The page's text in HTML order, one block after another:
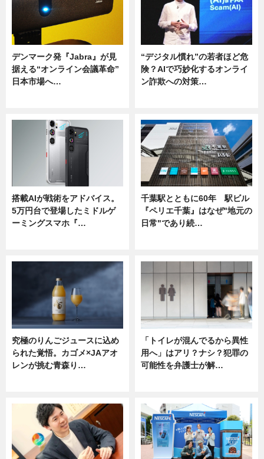
デンマーク発『Jabra』が見
据える“オンライン会議革命”
日本市場へ…
“デジタル慣れ”の若者ほど危
険？AIで巧妙化するオンライ
ン詐欺への対策…
搭載AIが戦術をアドバイス。
5万円台で登場したミドルゲ
ーミングスマホ『…
千葉駅とともに60年 駅ビル
『ペリエ千葉』はなぜ"地元の
日常"であり続…
究極のりんごジュースに込め
られた覚悟。カゴメ×JAアオ
レンが挑む青森り…
「トイレが混んでるから異性
用へ」はアリ？ナシ？犯罪の
可能性を弁護士が解…